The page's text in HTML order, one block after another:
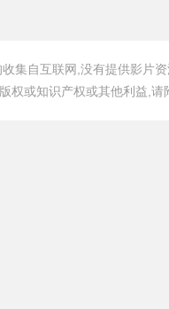
集自互联网,没有提供影片
权或知识产权或其他利益,